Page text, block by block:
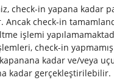
check-in yapana kadar
Ancak check-in
işlemi
check-in
kadar ve/veya
kadar gerçekleştirilebilir.